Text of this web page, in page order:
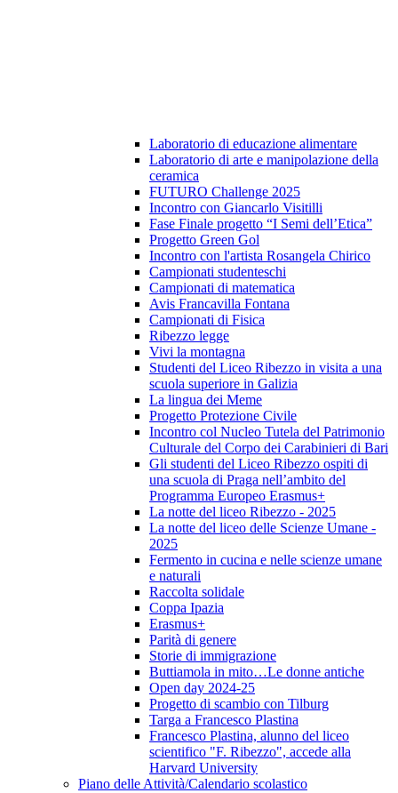
Laboratorio di educazione alimentare
Laboratorio di arte e manipolazione della
ceramica
FUTURO Challenge 2025
Incontro con Giancarlo Visitilli
Fase Finale progetto “I Semi dell’Etica”
Progetto Green Gol
Incontro con l'artista Rosangela Chirico
Campionati studenteschi
Campionati di matematica
Avis Francavilla Fontana
Campionati di Fisica
Ribezzo legge
Vivi la montagna
Studenti del Liceo Ribezzo in visita a una
scuola superiore in Galizia
La lingua dei Meme
Progetto Protezione Civile
Incontro col Nucleo Tutela del Patrimonio
Culturale del Corpo dei Carabinieri di Bari
Gli studenti del Liceo Ribezzo ospiti di
una scuola di Praga nell’ambito del
Programma Europeo Erasmus+
La notte del liceo Ribezzo - 2025
La notte del liceo delle Scienze Umane -
2025
Fermento in cucina e nelle scienze umane
e naturali
Raccolta solidale
Coppa Ipazia
Erasmus+
Parità di genere
Storie di immigrazione
Buttiamola in mito…Le donne antiche
Open day 2024-25
Progetto di scambio con Tilburg
Targa a Francesco Plastina
Francesco Plastina, alunno del liceo
scientifico "F. Ribezzo", accede alla
Harvard University
Piano delle Attività/Calendario scolastico